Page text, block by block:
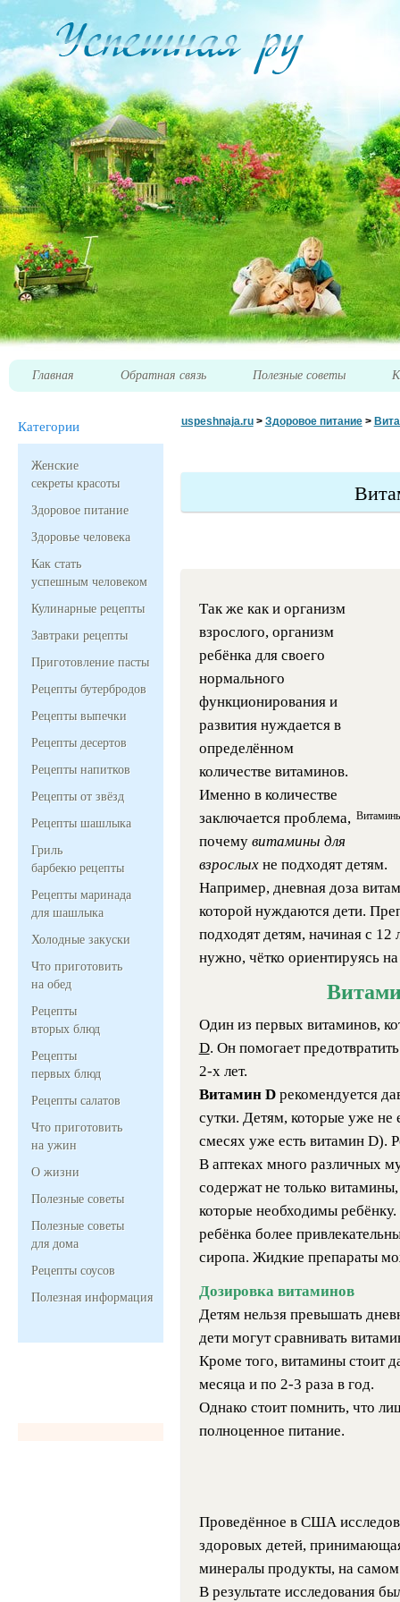
Главная Обратная связь Полезные советы
Категории
Женские
секреты красоты
Здоровое питание
Здоровье человека
Как стать
успешным человеком
Кулинарные рецепты
Завтраки рецепты
Приготовление пасты
Рецепты бутербродов
Рецепты выпечки
Рецепты десертов
Рецепты напитков
Рецепты от звёзд
Рецепты шашлыка
Гриль
барбекю рецепты
Рецепты маринада
для шашлыка
Холодные закуски
Что приготовить
на обед
Рецепты
вторых блюд
Рецепты
первых блюд
Рецепты салатов
Что приготовить
на ужин
О жизни
Полезные советы
Полезные советы
для дома
Рецепты соусов
Полезная информация
uspeshnaja.ru> Здоровое питание>
Так же как и организм
взрослого, организм
ребёнка для своего
нормального
функционирования и
развития нуждается в
определённом
количестве витаминов.
Именно в количестве
заключается проблема,
почему витамины для
взрослыхне подходят детям.
Например, дневная доза
которой нуждаются дети.
подходят детям, начиная с 12
нужно, чётко ориентируясь на
Один из первых витаминов,
D. Он помогает
2-х лет.
Витамин Dрекомендуется
сутки. Детям, которые уже не
смесях уже есть витамин D).
В аптеках много различных
содержат не только
которые необходимы
ребёнка более
сиропа. Жидкие препараты
Дозировка витаминов
Детям нельзя превышать
дети могут сравнивать
Кроме того, витамины стоит
месяца и по 2-3 раза в год.
Однако стоит помнить, что
полноценное питание.
Проведённое в США
здоровых детей,
минералы продукты, на
В результате исследования